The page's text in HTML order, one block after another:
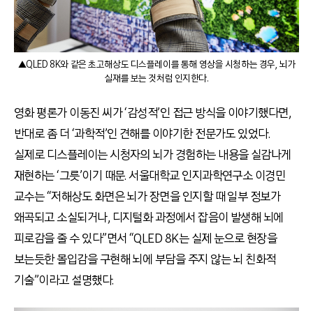
▲QLED 8K와 같은 초고해상도 디스플레이를 통해 영상을 시청하는 경우, 뇌가
실재를 보는 것처럼 인지한다.
영화 평론가 이동진 씨가 ‘감성적’인 접근 방식을 이야기했다면,
반대로 좀 더 ‘과학적’인 견해를 이야기한 전문가도 있었다.
실제로 디스플레이는 시청자의 뇌가 경험하는 내용을 실감나게
재현하는 ‘그릇’이기 때문. 서울대학교 인지과학연구소 이경민
교수는 “저해상도 화면은 뇌가 장면을 인지할 때 일부 정보가
왜곡되고 소실되거나, 디지털화 과정에서 잡음이 발생해 뇌에
피로감을 줄 수 있다”면서 “QLED 8K는 실제 눈으로 현장을
보는듯한 몰입감을 구현해 뇌에 부담을 주지 않는 뇌 친화적
기술”이라고 설명했다.